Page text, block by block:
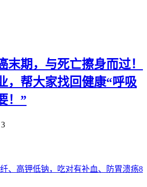
末期，与死亡擦身而过！
，帮大家找回健康“呼吸
！”
、高钾低钠，吃对有补血、防胃溃疡8